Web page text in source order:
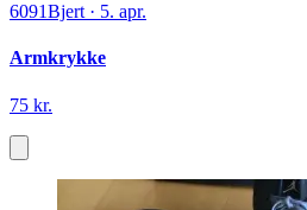
6091Bjert · 5. apr.
Armkrykke
75 kr.